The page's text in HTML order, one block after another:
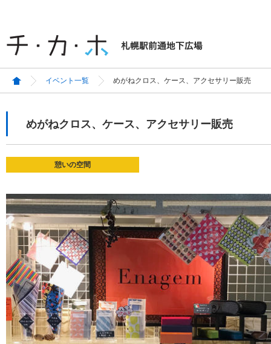
イベント一覧 めがねクロス、ケース、アクセサリー販売
めがねクロス、ケース、アクセサリー販売
憩いの空間